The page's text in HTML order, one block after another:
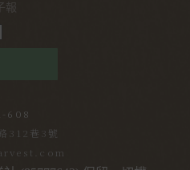
報
608
312巷3號